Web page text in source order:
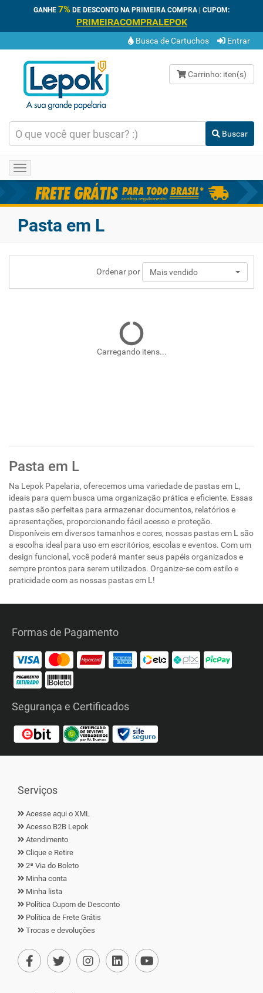
GANHE 7% DE DESCONTO NA PRIMEIRA COMPRA | CUPOM:
PRIMEIRACOMPRALEPOK
Busca de Cartuchos Entrar
Carrinho: iten(s)
Buscar
Toggle
navigation
Pasta em L
Ordenar por Mais vendido
Carregando itens...
Pasta em L
Na Lepok Papelaria, oferecemos uma variedade de pastas em L,
ideais para quem busca uma organização prática e eficiente. Essas
pastas são perfeitas para armazenar documentos, relatórios e
apresentações, proporcionando fácil acesso e proteção.
Disponíveis em diversos tamanhos e cores, nossas pastas em L são
a escolha ideal para uso em escritórios, escolas e eventos. Com um
design funcional, você poderá manter seus papéis organizados e
sempre prontos para serem utilizados. Organize-se com estilo e
praticidade com as nossas pastas em L!
Formas de Pagamento
Segurança e Certificados
Serviços
Acesse aqui o XML
Acesso B2B Lepok
Atendimento
Clique e Retire
2ª Via do Boleto
Minha conta
Minha lista
Política Cupom de Desconto
Política de Frete Grátis
Trocas e devoluções